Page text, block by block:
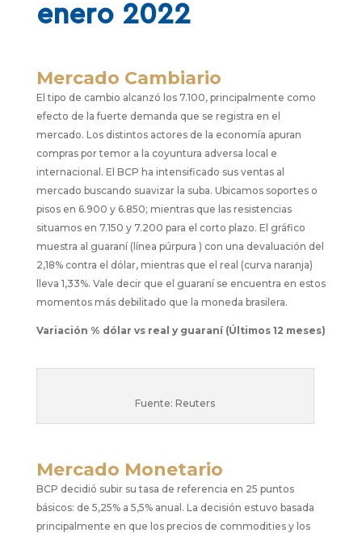
enero 2022
Mercado Cambiario
El tipo de cambio alcanzó los 7.100, principalmente como
efecto de la fuerte demanda que se registra en el
mercado. Los distintos actores de la economía apuran
compras por temor a la coyuntura adversa local e
internacional. El BCP ha intensificado sus ventas al
mercado buscando suavizar la suba. Ubicamos soportes o
pisos en 6.900 y 6.850; mientras que las resistencias
situamos en 7.150 y 7.200 para el corto plazo. El gráfico
muestra al guaraní (línea púrpura ) con una devaluación del
2,18% contra el dólar, mientras que el real (curva naranja)
lleva 1,33%. Vale decir que el guaraní se encuentra en estos
momentos más debilitado que la moneda brasilera.​
Variación % dólar vs real y guaraní (Últimos 12 meses)
Fuente: Reuters​
Mercado Monetario
BCP decidió subir su tasa de referencia en 25 puntos
básicos: de 5,25% a 5,5% anual. La decisión estuvo basada
principalmente en que los precios de commodities y los